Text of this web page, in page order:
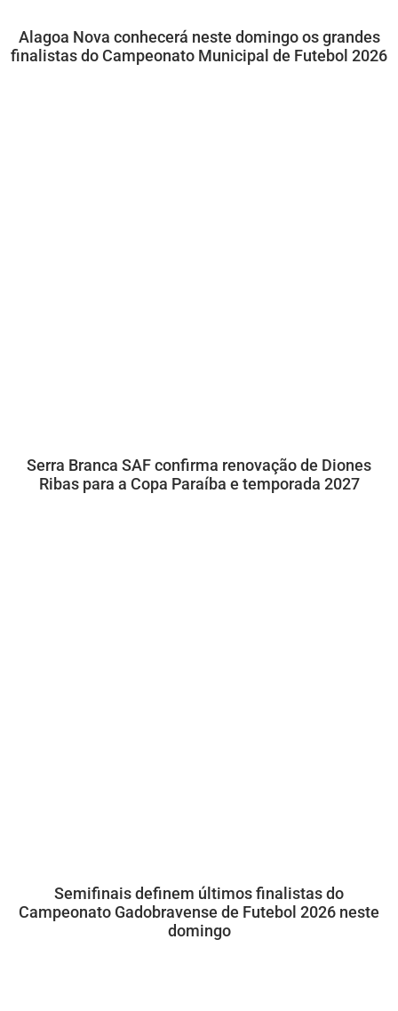
Alagoa Nova conhecerá neste domingo os grandes
finalistas do Campeonato Municipal de Futebol 2026
Serra Branca SAF confirma renovação de Diones
Ribas para a Copa Paraíba e temporada 2027
Semifinais definem últimos finalistas do
Campeonato Gadobravense de Futebol 2026 neste
domingo